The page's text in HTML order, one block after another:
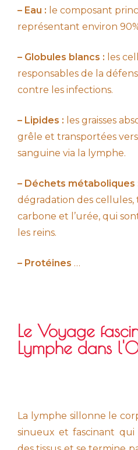
– Eau : le composant
représentant environ
– Globules blancs : les
responsables de la
contre les infections.
– Lipides : les graisses
grêle et transportées
sanguine via la lymphe.
– Déchets métaboliques
dégradation des
carbone et l’urée, qui
les reins.
– Protéines …
Le Voyage
Lymphe dans
La lymphe sillonne le
sinueux et fascinant qui